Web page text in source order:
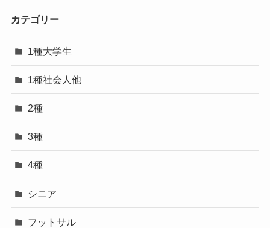
カテゴリー
1種大学生
1種社会人他
2種
3種
4種
シニア
フットサル